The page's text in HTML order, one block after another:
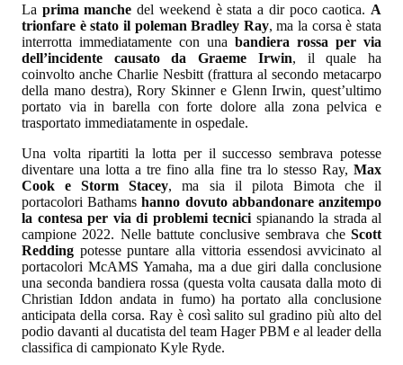
La prima manche del weekend è stata a dir poco caotica. A
trionfare è stato il poleman Bradley Ray, ma la corsa è stata
interrotta immediatamente con una bandiera rossa per via
dell’incidente causato da Graeme Irwin, il quale ha
coinvolto anche Charlie Nesbitt (frattura al secondo metacarpo
della mano destra), Rory Skinner e Glenn Irwin, quest’ultimo
portato via in barella con forte dolore alla zona pelvica e
trasportato immediatamente in ospedale.
Una volta ripartiti la lotta per il successo sembrava potesse
diventare una lotta a tre fino alla fine tra lo stesso Ray, Max
Cook e Storm Stacey, ma sia il pilota Bimota che il
portacolori Bathamshanno dovuto abbandonare anzitempo
la contesa per via di problemi tecnici spianando la strada al
campione 2022. Nelle battute conclusive sembrava che Scott
Redding potesse puntare alla vittoria essendosi avvicinato al
portacolori McAMS Yamaha, ma a due giri dalla conclusione
una seconda bandiera rossa (questa volta causata dalla moto di
Christian Iddon andata in fumo) ha portato alla conclusione
anticipata della corsa. Ray è così salito sul gradino più alto del
podio davanti al ducatista del team Hager PBM e al leader della
classifica di campionato Kyle Ryde.